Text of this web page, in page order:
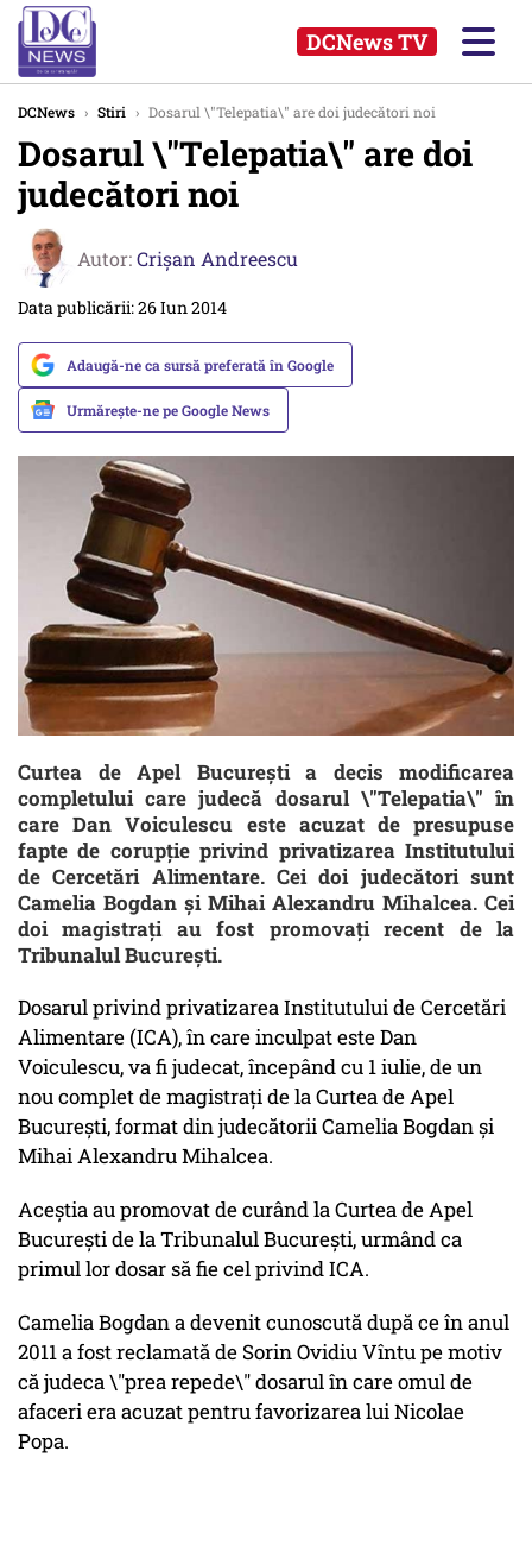
DCNews TV
DCNews › Stiri › Dosarul \"Telepatia\" are doi judecători noi
Dosarul \"Telepatia\" are doi
judecători noi
Autor:Crişan Andreescu
Data publicării: 26 Iun 2014
Adaugă-ne ca sursă preferată în Google
Urmărește-ne pe Google News
Curtea de Apel București a decis modificarea
completului care judecă dosarul \"Telepatia\" în
care Dan Voiculescu este acuzat de presupuse
fapte de corupţie privind privatizarea Institutului
de Cercetări Alimentare. Cei doi judecători sunt
Camelia Bogdan şi Mihai Alexandru Mihalcea. Cei
doi magistrați au fost promovaţi recent de la
Tribunalul Bucureşti.
Dosarul privind privatizarea Institutului de Cercetări
Alimentare (ICA), în care inculpat este Dan
Voiculescu, va fi judecat, începând cu 1 iulie, de un
nou complet de magistrați de la Curtea de Apel
București, format din judecătorii Camelia Bogdan și
Mihai Alexandru Mihalcea.
Aceștia au promovat de curând la Curtea de Apel
București de la Tribunalul București, urmând ca
primul lor dosar să fie cel privind ICA.
Camelia Bogdan a devenit cunoscută după ce în anul
2011 a fost reclamată de Sorin Ovidiu Vîntu pe motiv
că judeca \"prea repede\" dosarul în care omul de
afaceri era acuzat pentru favorizarea lui Nicolae
Popa.